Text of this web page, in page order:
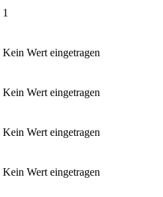
1
Kein Wert eingetragen
Kein Wert eingetragen
Kein Wert eingetragen
Kein Wert eingetragen